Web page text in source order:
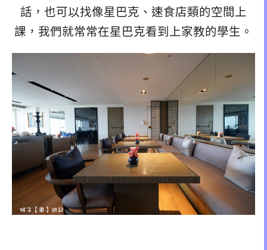
話，也可以找像星巴克、速食店類的空間上
課，我們就常常在星巴克看到上家教的學生。